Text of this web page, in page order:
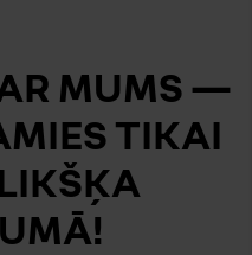
MUMS —
TIKAI